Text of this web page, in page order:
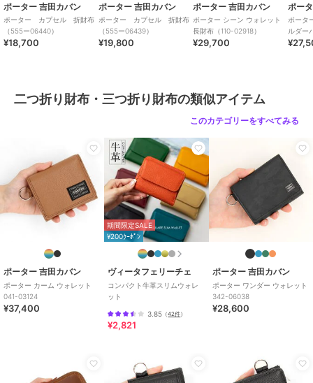
ポーター 吉田カバン
ポーター カプセル 折財布
（555ー06440）
¥18,700
ポーター 吉田カバン
ポーター カプセル 折財布
（555ー06439）
¥19,800
ポーター 吉田カバン
ポーター シーン ウォレット
長財布（110-02918）
¥29,700
ポー
ポー
ルダ
二つ折り財布・三つ折り財布の類似アイテム
このカテゴリーをすべてみる
ポーター 吉田カバン
ポーター カーム ウォレット
041-03124
¥37,400
期間限定SALE
¥200ｸｰﾎﾟﾝ
ヴィータフェリーチェ
コンパクト牛革スリムウォレ
ット
3.85 （42件）
¥2,821
ポーター 吉田カバン
ポーター ワンダー ウォレット
342-06038
¥28,600